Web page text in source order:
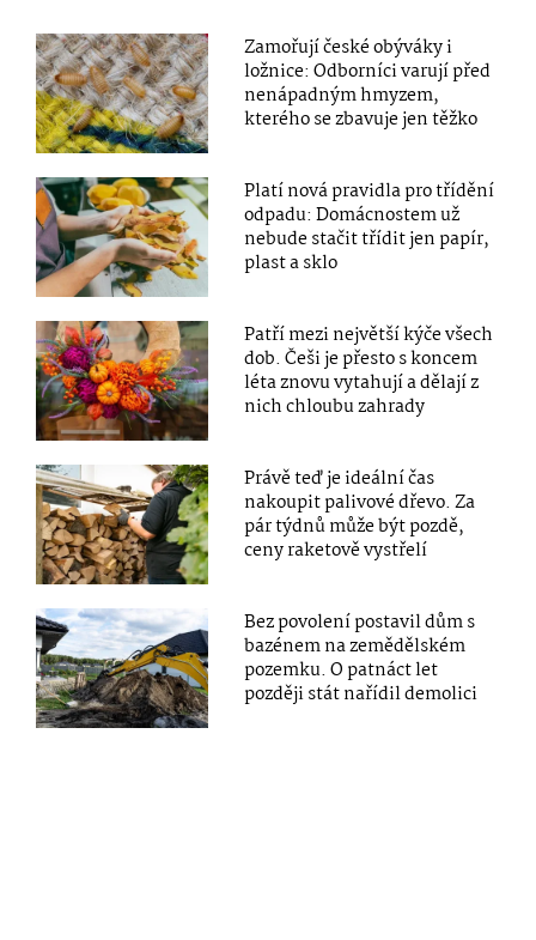
Zamořují české obýváky i
ložnice: Odborníci varují před
nenápadným hmyzem,
kterého se zbavuje jen těžko
Platí nová pravidla pro třídění
odpadu: Domácnostem už
nebude stačit třídit jen papír,
plast a sklo
Patří mezi největší kýče všech
dob. Češi je přesto s koncem
léta znovu vytahují a dělají z
nich chloubu zahrady
Právě teď je ideální čas
nakoupit palivové dřevo. Za
pár týdnů může být pozdě,
ceny raketově vystřelí
Bez povolení postavil dům s
bazénem na zemědělském
pozemku. O patnáct let
později stát nařídil demolici